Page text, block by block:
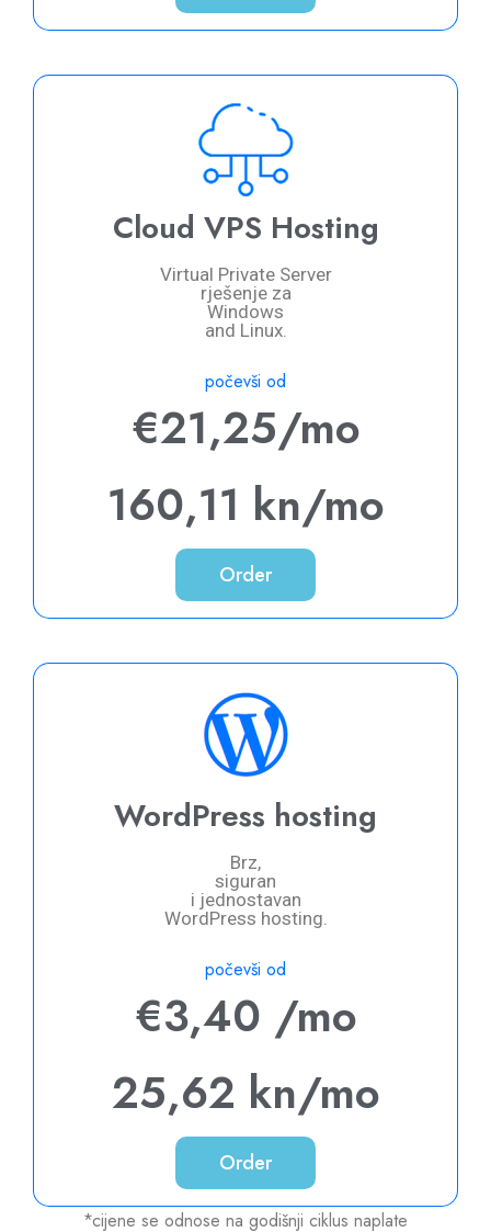
Cloud VPS Hosting
Virtual Private Server
rješenje za
Windows
and Linux.
počevši od
€21,25/mo
160,11 kn/mo
Order
WordPress hosting
Brz,
siguran
i jednostavan
WordPress hosting.
počevši od
€3,40 /mo
25,62 kn/mo
Order
*cijene se odnose na godišnji ciklus naplate